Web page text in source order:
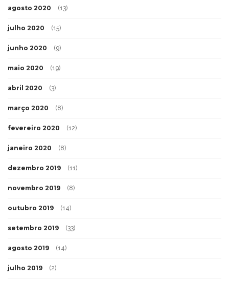
agosto 2020 (13)
julho 2020 (15)
junho 2020 (9)
maio 2020 (19)
abril 2020 (3)
março 2020 (8)
fevereiro 2020 (12)
janeiro 2020 (8)
dezembro 2019 (11)
novembro 2019 (8)
outubro 2019 (14)
setembro 2019 (33)
agosto 2019 (14)
julho 2019 (2)